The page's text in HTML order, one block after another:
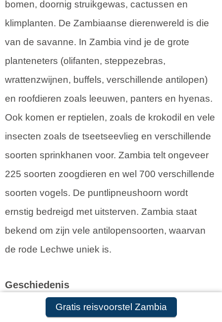
Gratis reisvoorstel Zambia
bomen, doornig struikgewas, cactussen en
klimplanten. De Zambiaanse dierenwereld is die
van de savanne. In Zambia vind je de grote
planteneters (olifanten, steppezebras,
wrattenzwijnen, buffels, verschillende antilopen)
en roofdieren zoals leeuwen, panters en hyenas.
Ook komen er reptielen, zoals de krokodil en vele
insecten zoals de tseetseevlieg en verschillende
soorten sprinkhanen voor. Zambia telt ongeveer
225 soorten zoogdieren en wel 700 verschillende
soorten vogels. De puntlipneushoorn wordt
ernstig bedreigd met uitsterven. Zambia staat
bekend om zijn vele antilopensoorten, waarvan
de rode Lechwe uniek is.
Geschiedenis
Er zijn bewijzen gevonden dat Zambia reeds